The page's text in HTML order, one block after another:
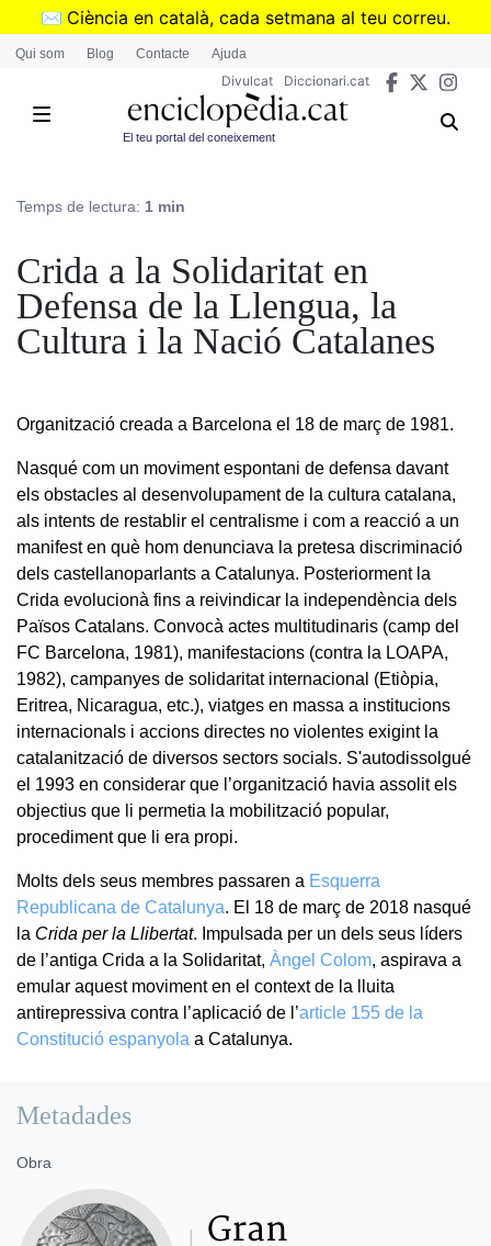
Vés
✉️ Ciència en català, cada setmana al teu correu.
➜Subscriu-te al butlletí de Divulcat
Qui som Blog Contacte Ajuda
Divulcat Diccionari.cat
El teu portal del coneixement
Temps de lectura: 1 min
Crida a la Solidaritat en
Defensa de la Llengua, la
Cultura i la Nació Catalanes
Organització creada a Barcelona el 18 de març de 1981.
Nasqué com un moviment espontani de defensa davant
els obstacles al desenvolupament de la cultura catalana,
als intents de restablir el centralisme i com a reacció a un
manifest en què hom denunciava la pretesa discriminació
dels castellanoparlants a Catalunya. Posteriorment la
Crida evolucionà fins a reivindicar la independència dels
Països Catalans. Convocà actes multitudinaris (camp del
FC Barcelona, 1981), manifestacions (contra la LOAPA,
1982), campanyes de solidaritat internacional (Etiòpia,
Eritrea, Nicaragua, etc.), viatges en massa a institucions
internacionals i accions directes no violentes exigint la
catalanització de diversos sectors socials. S'autodissolgué
el 1993 en considerar que l’organització havia assolit els
objectius que li permetia la mobilització popular,
procediment que li era propi.
Molts dels seus membres passaren a Esquerra
Republicana de Catalunya. El 18 de març de 2018 nasqué
la Crida per la Llibertat. Impulsada per un dels seus líders
de l’antiga Crida a la Solidaritat, Àngel Colom, aspirava a
emular aquest moviment en el context de la lluita
antirepressiva contra l’aplicació de l’article 155 de la
Constitució espanyola a Catalunya.
Metadades
Obra